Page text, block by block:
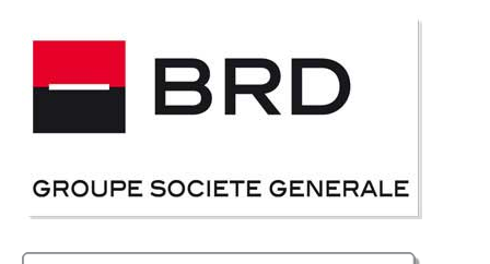
Tara Un birou foarte apreciat pentru calitatea foarte buna dar si pentru
pretul mic. Asa putem descrie rapid biroul cu usa din gama Infinity ce s-a
remarcat rapid in gama de modele de b..
237 Lei
206 Lei